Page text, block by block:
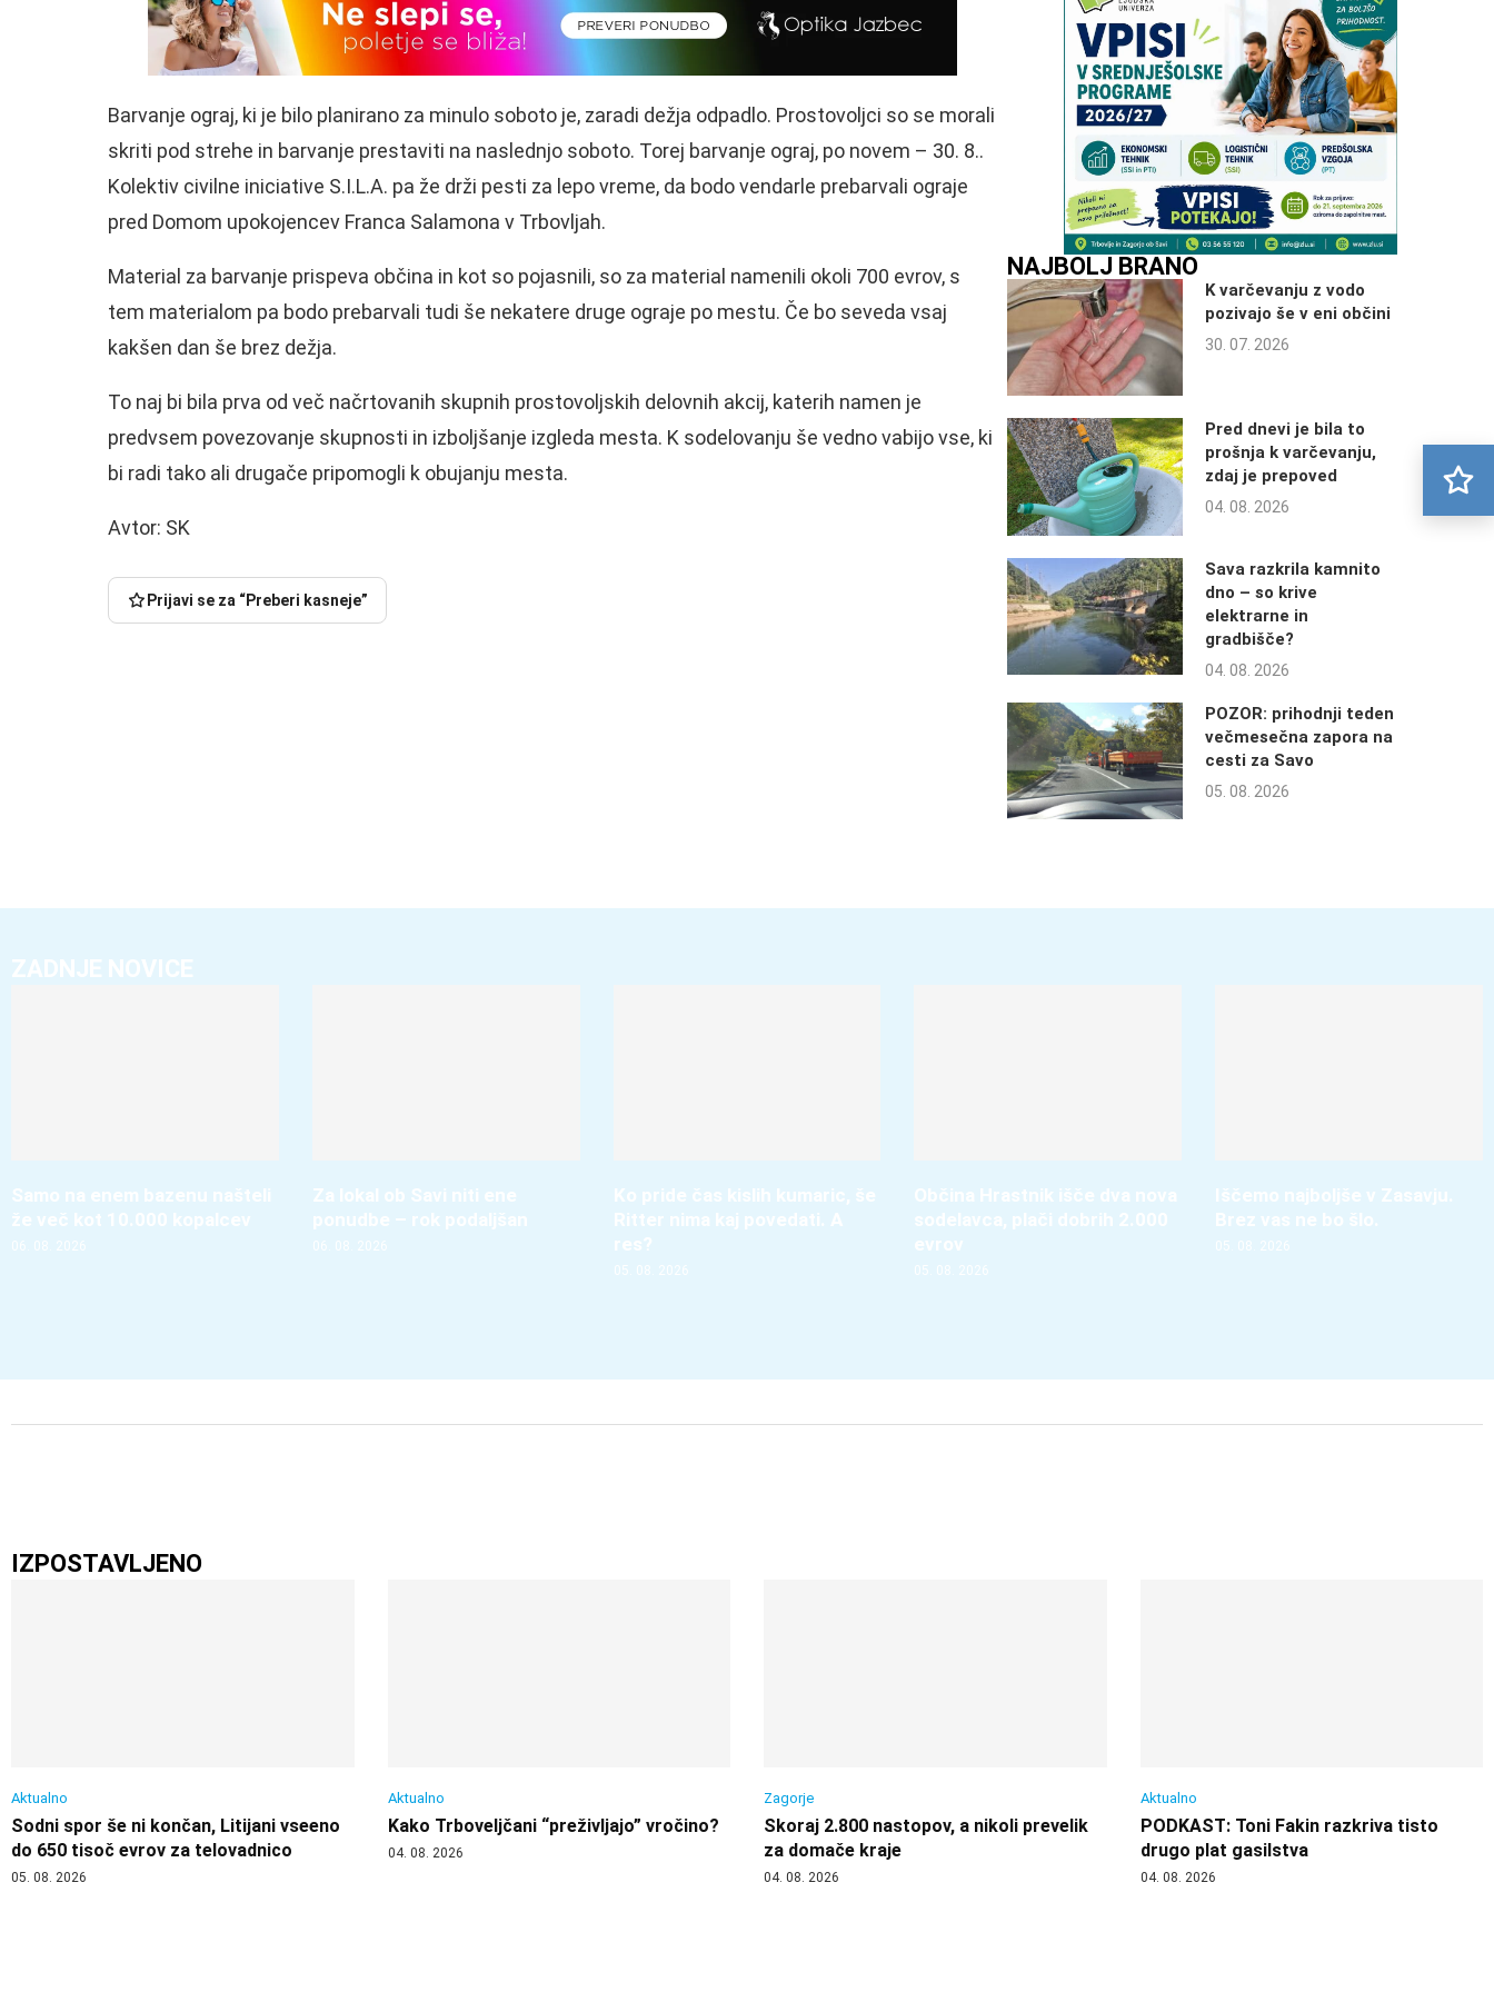
Barvanje ograj, ki je bilo planirano za minulo soboto je, zaradi dežja odpadlo. Prostovoljci so se morali
skriti pod strehe in barvanje prestaviti na naslednjo soboto. Torej barvanje ograj, po novem – 30. 8..
Kolektiv civilne iniciative S.I.L.A. pa že drži pesti za lepo vreme, da bodo vendarle prebarvali ograje
pred Domom upokojencev Franca Salamona v Trbovljah.
Material za barvanje prispeva občina in kot so pojasnili, so za material namenili okoli 700 evrov, s
tem materialom pa bodo prebarvali tudi še nekatere druge ograje po mestu. Če bo seveda vsaj
kakšen dan še brez dežja.
To naj bi bila prva od več načrtovanih skupnih prostovoljskih delovnih akcij, katerih namen je
predvsem povezovanje skupnosti in izboljšanje izgleda mesta. K sodelovanju še vedno vabijo vse, ki
bi radi tako ali drugače pripomogli k obujanju mesta.
Avtor: SK
Prijavi se za “Preberi kasneje”
NAJBOLJ BRANO
K varčevanju z vodo
pozivajo še v eni občini
30. 07. 2026
Pred dnevi je bila to
prošnja k varčevanju,
zdaj je prepoved
04. 08. 2026
Sava razkrila kamnito
dno – so krive
elektrarne in
gradbišče?
04. 08. 2026
POZOR: prihodnji teden
večmesečna zapora na
cesti za Savo
05. 08. 2026
ZADNJE NOVICE
Samo na enem bazenu našteli
že več kot 10.000 kopalcev
06. 08. 2026
Za lokal ob Savi niti ene
ponudbe – rok podaljšan
06. 08. 2026
Ko pride čas kislih kumaric, še
Ritter nima kaj povedati. A
res?
05. 08. 2026
Občina Hrastnik išče dva nova
sodelavca, plači dobrih 2.000
evrov
05. 08. 2026
Iščemo najboljše v Zasavju.
Brez vas ne bo šlo.
05. 08. 2026
IZPOSTAVLJENO
Aktualno
Sodni spor še ni končan, Litijani vseeno
do 650 tisoč evrov za telovadnico
05. 08. 2026
Aktualno
Kako Trboveljčani “preživljajo” vročino?
04. 08. 2026
Zagorje
Skoraj 2.800 nastopov, a nikoli prevelik
za domače kraje
04. 08. 2026
Aktualno
PODKAST: Toni Fakin razkriva tisto
drugo plat gasilstva
04. 08. 2026